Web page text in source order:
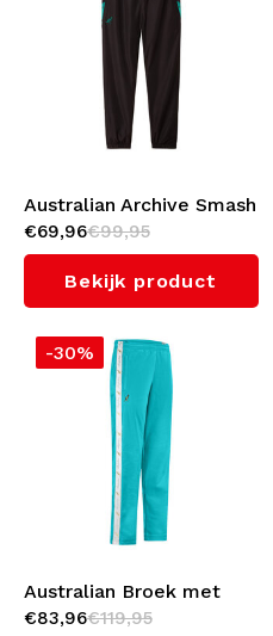
Australian Archive Smash
Broek (Black/Green
Overseas)
€69,96€99,95
Bekijk product
-30%
Australian Broek met
witte bies 3.0 (Green
€83,96€119,95